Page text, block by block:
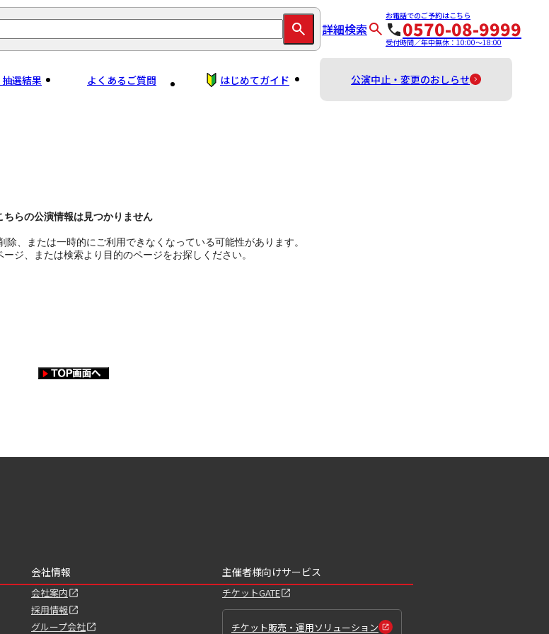
詳細検索
お電話でのご予約はこちら
0570-08-9999
受付時間／年中無休：10:00～18:00
選結果 よくあるご質問 はじめてガイド 公演中止・変更のおしらせ
ちらの公演情報は見つかりません
除、または一時的にご利用できなくなっている可能性があります。
ジ、または検索より目的のページをお探しください。
会社情報
会社案内
採用情報
グループ会社
主催者様向けサービス
チケットGATE
チケット販売・運用ソリューション